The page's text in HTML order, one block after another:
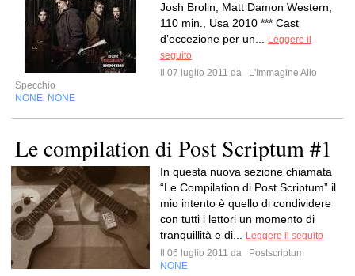
Josh Brolin, Matt Damon Western,
110 min., Usa 2010 *** Cast
d’eccezione per un...
Leggere il
seguito
Il 07 luglio 2011 da
L'Immagine Allo
Specchio
NONE NONE
Le compilation di Post Scriptum #1
In questa nuova sezione chiamata
“Le Compilation di Post Scriptum” il
mio intento è quello di condividere
con tutti i lettori un momento di
tranquillità e di...
Leggere il seguito
Il 06 luglio 2011 da
Postscriptum
NONE